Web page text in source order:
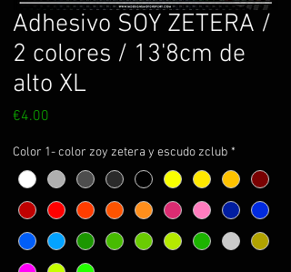
Adhesivo SOY ZETERA /
2 colores / 13'8cm de
alto XL
€4.00
Color 1- color zoy zetera y escudo zclub *